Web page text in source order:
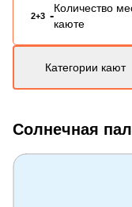
2+3 -
Количество
каюте
Категории кают
Солнечная